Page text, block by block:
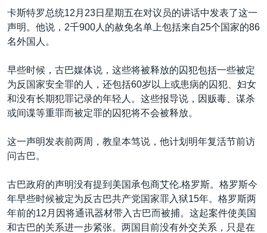
重要讲话与声明
台海两岸关系
关注西藏
关注新疆
GEN Z 看美国
其他语言网站
卡斯特罗总统12月23日星期五在对议员的讲话中发表了这一
声明。他说，2千900人的赦免名单上包括来自25个国家的86
名外国人。
早些时候，古巴媒体说，这些将被释放的囚犯包括一些被定
为反国家安全罪的人，还包括60岁以上或患病的囚犯、妇女
和没有长期犯罪记录的年轻人。这些报导说，因贩毒、谋杀
或间谍等重罪而被定罪的囚犯将不会被释放。
这一声明发表前两周，教皇本笃说，他计划明年复活节前访
问古巴。
古巴政府的声明没有提到美国承包商艾伦.格罗斯。格罗斯今
年早些时候被定为反古巴共产党国家罪入狱15年。格罗斯两
年前的12月因将通讯器材带入古巴而被捕。这起案件使美国
和古巴的关系进一步紧张。两国目前没有外交关系，只是在